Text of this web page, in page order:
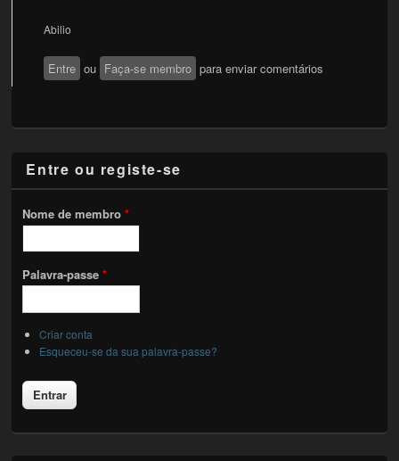
Abilio
Entre ou Faça-se membro para enviar comentários
Entre ou registe-se
Nome de membro*
Palavra-passe*
Criar conta
Esqueceu-se da sua palavra-passe?